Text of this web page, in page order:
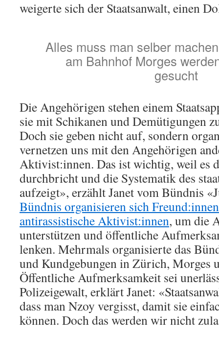
weigerte sich der Staatsanwalt, einen
Alles muss man selber
am Bahnhof Morges
gesucht
Die Angehörigen stehen einem
sie mit Schikanen und Demütigungen
Doch sie geben nicht auf, sondern
vernetzen uns mit den Angehörigen
Aktivist:innen. Das ist wichtig, weil es
durchbricht und die Systematik des
aufzeigt», erzählt Janet vom Bündnis
Bündnis organisieren sich
antirassistische Aktivist:innen, um die
unterstützen und öffentliche
lenken. Mehrmals organisierte das
und Kundgebungen in Zürich, Morges
Öffentliche Aufmerksamkeit sei
Polizeigewalt, erklärt Janet:
dass man Nzoy vergisst, damit sie
können. Doch das werden wir nicht